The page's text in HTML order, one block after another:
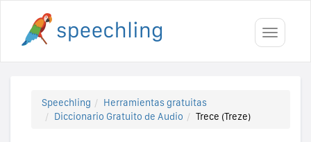
Toggle
Speechling
Herramientas gratuitas
Diccionario Gratuito de Audio
Trece (Treze)